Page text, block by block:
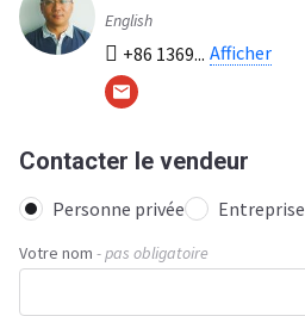
English
+86 1369... Afficher
Contacter le vendeur
Personne privée Entreprise
Votre nom - pas obligatoire